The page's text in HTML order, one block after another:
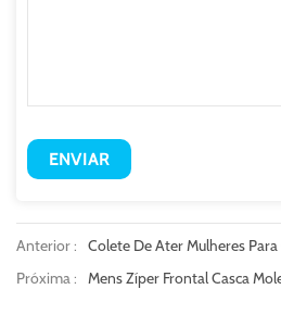
Anterior :
Colete De Ater Mulheres
Próxima :
Mens Zíper Frontal Casca